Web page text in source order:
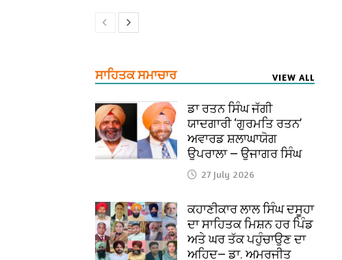
ਸਾਹਿਤਕ ਸਮਾਚਾਰ VIEW ALL
ਡਾ ਰਤਨ ਸਿੰਘ ਜੱਗੀ
ਯਾਦਗਾਰੀ ‘ਗੁਰਮਤਿ ਰਤਨ’
ਅਵਾਰਡ ਸ਼ਲਾਘਾਯੋਗ
ਉਪਰਾਲਾ — ਉਜਾਗਰ ਸਿੰਘ
27 July 2026
ਕਹਾਣੀਕਾਰ ਲਾਲ ਸਿੰਘ ਦਸੂਹਾ
ਦਾ ਸਾਹਿਤਕ ਮਿਸ਼ਨ ਹਰ ਪਿੰਡ
ਅਤੇ ਘਰ ਤੱਕ ਪਹੁੰਚਾਉਣ ਦਾ
ਅਹਿਦ— ਡਾ. ਅਮਰਜੀਤ